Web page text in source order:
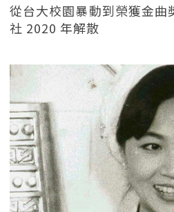
從台大校園暴動到榮獲金曲
社 2020 年解散